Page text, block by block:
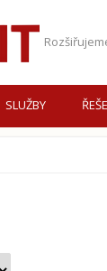
SLUŽBY